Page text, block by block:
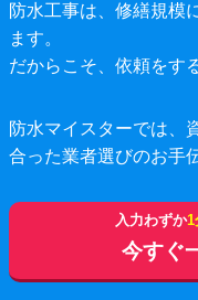
防水工事は、修繕規模
ます。
だからこそ、依頼をす
防水マイスターでは、
合った業者選びのお手
入力わずか1
今すぐ